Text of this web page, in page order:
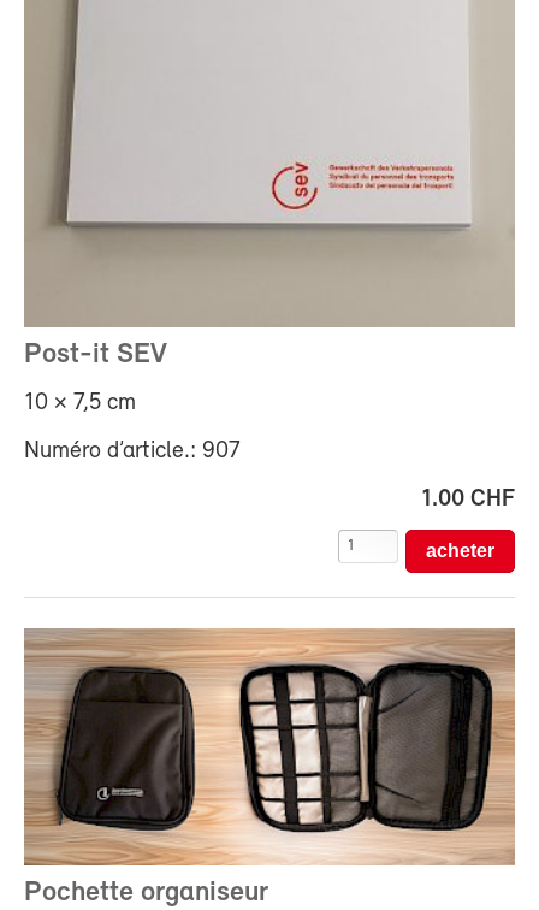
Post-it SEV
10 × 7,5 cm
Numéro d’article.: 907
1.00 CHF
Pochette organiseur